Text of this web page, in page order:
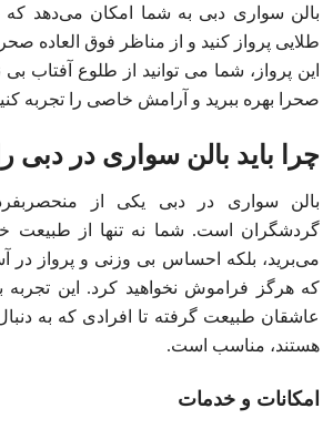
بالن سواری دبی به شما امکان می‌دهد که
طلایی پرواز کنید و از مناظر فوق‌ العاده
این پرواز، شما می‌ توانید از طلوع آفتاب
صحرا بهره ببرید و آرامش خاصی را تجربه
چرا باید بالن سواری در دبی
بالن سواری در دبی یکی از
گردشگران است. شما نه تنها از طبیعت
می‌برید، بلکه احساس بی‌ وزنی و پرواز در
که هرگز فراموش نخواهید کرد. این تجربه
عاشقان طبیعت گرفته تا افرادی که به
هستند، مناسب است.
امکانات و خدمات